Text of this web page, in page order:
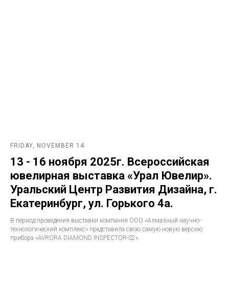
FRIDAY, NOVEMBER 14
13 - 16 ноября 2025г. Всероссийская
ювелирная выставка «Урал Ювелир».
Уральский Центр Развития Дизайна, г.
Екатеринбург, ул. Горького 4а.
В период проведения выставки компания ООО «Алмазный научно-
технологический комплекс» представила свою самую новую версию
прибора «AVRORA DIAMOND INSPECTOR-S2».